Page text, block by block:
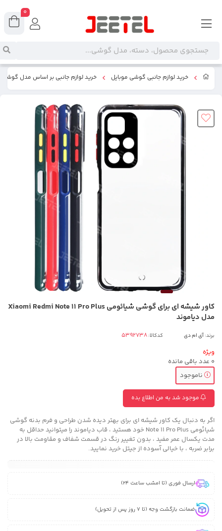
خرید لوازم جانبی گوشی موبایل خرید لوازم جانبی بر اساس مدل گوشی
کاور شیشه ای برای گوشی شیائومی Xiaomi Redmi Note 11 Pro Plus
مدل دیاموند
برند:آی ام دی کدکالا:
ویژه
0 عدد باقی مانده
ناموجود
موجود شد به من اطلاع بده
اگر به دنبال یک کاور شیشه ای برای بهتر دیده شدن طراحی و فرم بدنه گوشی
شیائومی Note 11 Pro Plus خود هستید ، قاب دیاموند را میتوانید حداقل به
مدت یکسال عمر مفید ، بدون تغییر رنگ در قسمت شفاف و مقاومت بالا در
برابر ضربه ، با خیالی آسوده از جیتل خرید نمایید.
ارسال فوری (تا امشب ساعت 24)
ضمانت بازگشت وجه (تا 7 روز پس از تحویل)
0